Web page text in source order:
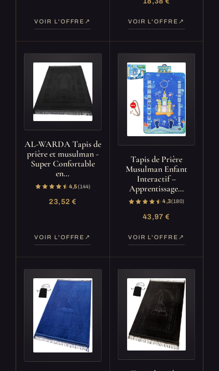
VOIR L'OFFRE VOIR L'OFFRE
AL-WARDA Tapis de
prière et musulman -
Super Confortable
en…
4,5(144)
23,52 €
VOIR L'OFFRE
Tapis de Prière
Musulman Enfant
Interactif –
Apprentissage…
4,3(180)
43,97 €
VOIR L'OFFRE